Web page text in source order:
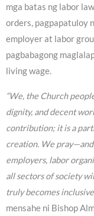
mga batas ng labor
orders, pagpapatuloy
employer at labor
pagbabagong
living wage.
“We, the Church
dignity, and decent
contribution; it is a
creation. We
employers, labor
all sectors of society
truly becomes
mensahe ni Bishop